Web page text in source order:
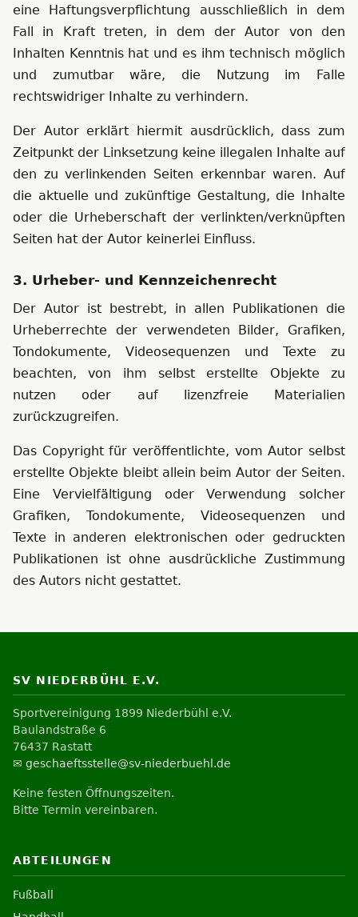
eine Haftungsverpflichtung ausschließlich in dem
Fall in Kraft treten, in dem der Autor von den
Inhalten Kenntnis hat und es ihm technisch möglich
und zumutbar wäre, die Nutzung im Falle
rechtswidriger Inhalte zu verhindern.
Der Autor erklärt hiermit ausdrücklich, dass zum
Zeitpunkt der Linksetzung keine illegalen Inhalte auf
den zu verlinkenden Seiten erkennbar waren. Auf
die aktuelle und zukünftige Gestaltung, die Inhalte
oder die Urheberschaft der verlinkten/verknüpften
Seiten hat der Autor keinerlei Einfluss.
3. Urheber- und Kennzeichenrecht
Der Autor ist bestrebt, in allen Publikationen die
Urheberrechte der verwendeten Bilder, Grafiken,
Tondokumente, Videosequenzen und Texte zu
beachten, von ihm selbst erstellte Objekte zu
nutzen oder auf lizenzfreie Materialien
zurückzugreifen.
Das Copyright für veröffentlichte, vom Autor selbst
erstellte Objekte bleibt allein beim Autor der Seiten.
Eine Vervielfältigung oder Verwendung solcher
Grafiken, Tondokumente, Videosequenzen und
Texte in anderen elektronischen oder gedruckten
Publikationen ist ohne ausdrückliche Zustimmung
des Autors nicht gestattet.
SV NIEDERBÜHL E.V.
Sportvereinigung 1899 Niederbühl e.V.
Baulandstraße 6
76437 Rastatt
✉️ geschaeftsstelle@sv-niederbuehl.de
Keine festen Öffnungszeiten.
Bitte Termin vereinbaren.
ABTEILUNGEN
Fußball